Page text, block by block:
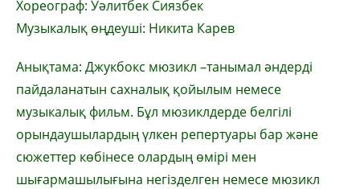
Хореограф: Уәлитбек Сиязбек
Музыкалық өңдеуші: Никита Карев
Анықтама: Джукбокс мюзикл –танымал әндерді
пайдаланатын сахналық қойылым немесе
музыкалық фильм. Бұл мюзиклдерде белгілі
орындаушылардың үлкен репертуары бар және
сюжеттер көбінесе олардың өмірі мен
шығармашылығына негізделген немесе мюзикл